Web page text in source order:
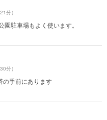
分）
駐車場もよく使います。
分）
の手前にあります